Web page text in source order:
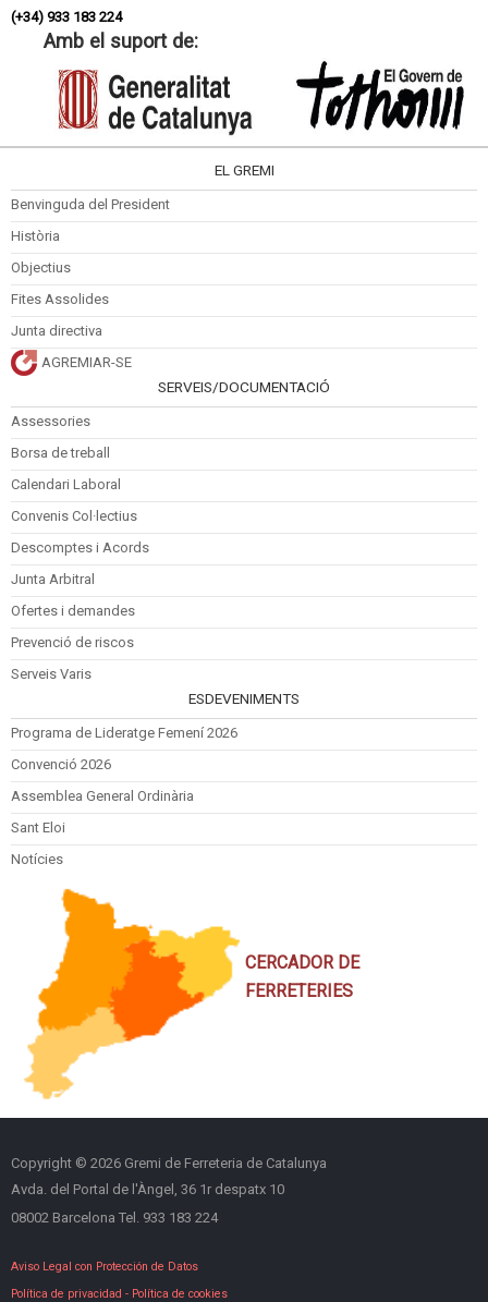
(+34) 933 183 224
Amb el suport de:
EL GREMI
Benvinguda del President
Història
Objectius
Fites Assolides
Junta directiva
AGREMIAR-SE
SERVEIS/DOCUMENTACIÓ
Assessories
Borsa de treball
Calendari Laboral
Convenis Col·lectius
Descomptes i Acords
Junta Arbitral
Ofertes i demandes
Prevenció de riscos
Serveis Varis
ESDEVENIMENTS
Programa de Lideratge Femení 2026
Convenció 2026
Assemblea General Ordinària
Sant Eloi
Notícies
CERCADOR DE
FERRETERIES
Copyright © 2026 Gremi de Ferreteria de Catalunya
Avda. del Portal de l'Àngel, 36 1r despatx 10
08002 Barcelona Tel. 933 183 224
Aviso Legal con Protección de Datos
Política de privacidad - Política de cookies